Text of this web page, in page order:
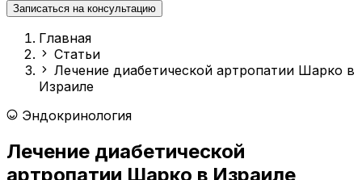
Записаться на консультацию
Главная
Статьи
Лечение диабетической артропатии Шарко в
Израиле
Эндокринология
Лечение диабетической
артропатии Шарко в Израиле